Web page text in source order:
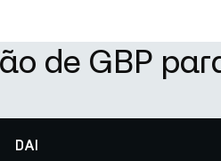
de GBP
DAI